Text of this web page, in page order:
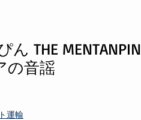
THE MENTANPIN
の音謡
運輸